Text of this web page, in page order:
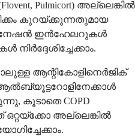
Pulmicort) അല്ലെങ്കിൽ
കുറയ്ക്കുന്നതുമായ
ഇൻഹേലറുകൾ
ആന്റികോളിനെർജിക്
കൂടാതെ COPD
ഒറ്റയ്‌ക്കോ അല്ലെങ്കിൽ